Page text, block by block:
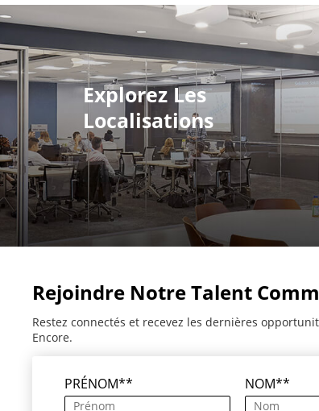
Explorez Les
Localisations
Rejoindre Notre Talent
Restez connectés et recevez les dernières
Encore.
PRÉNOM* NOM*